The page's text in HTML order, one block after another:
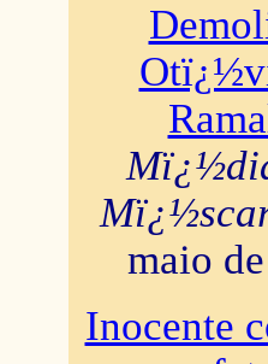
maio
Inocente